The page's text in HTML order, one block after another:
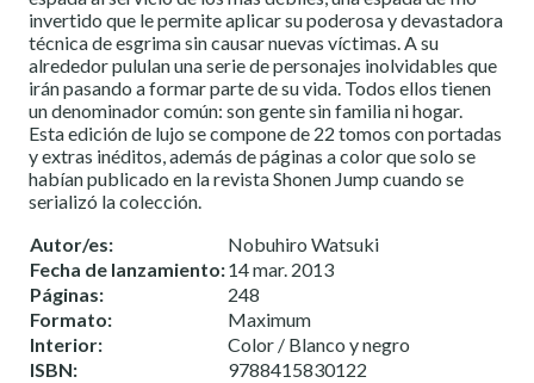
invertido que le permite aplicar su poderosa y devastadora
técnica de esgrima sin causar nuevas víctimas. A su
alrededor pululan una serie de personajes inolvidables que
irán pasando a formar parte de su vida. Todos ellos tienen
un denominador común: son gente sin familia ni hogar.
Esta edición de lujo se compone de 22 tomos con portadas
y extras inéditos, además de páginas a color que solo se
habían publicado en la revista Shonen Jump cuando se
serializó la colección.
Autor/es:
Nobuhiro Watsuki
Fecha de lanzamiento:14 mar. 2013
Páginas:
248
Formato:
Maximum
Interior:
Color / Blanco y negro
ISBN:
9788415830122